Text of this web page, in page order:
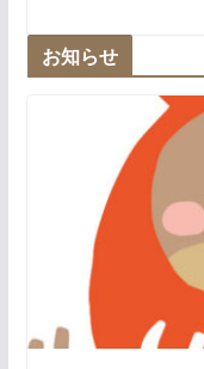
お知らせ